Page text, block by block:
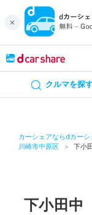
クルマを探
カーシェアならdカーシ
川崎市中原区
下小
下小田中